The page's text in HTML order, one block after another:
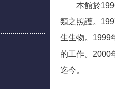
本館於1996
類之照護。
生生物。1999
的工作。2000
迄今。